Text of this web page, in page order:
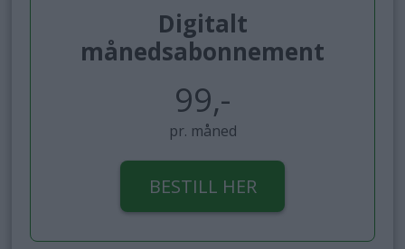
Digitalt
månedsabonnement
99,-
pr. måned
BESTILL HER